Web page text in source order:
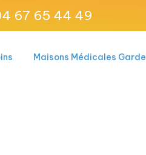
67 65 44 49
Maisons Médicales Garde